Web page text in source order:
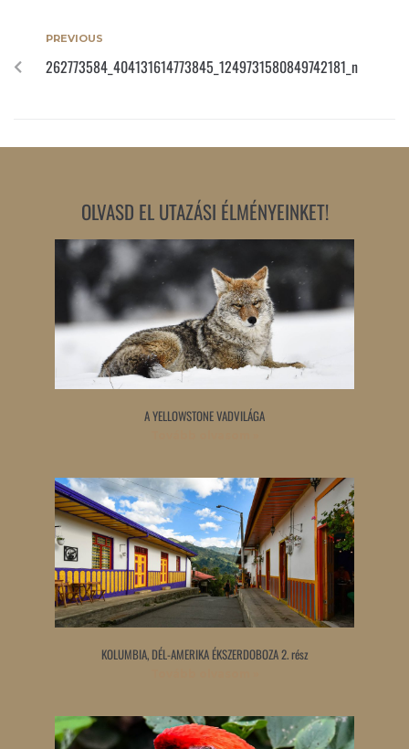
PREVIOUS
262773584_404131614773845_1249731580849742181_n
OLVASD EL UTAZÁSI ÉLMÉNYEINKET!
A YELLOWSTONE VADVILÁGA
KOLUMBIA, DÉL-AMERIKA ÉKSZERDOBOZA 2. rész